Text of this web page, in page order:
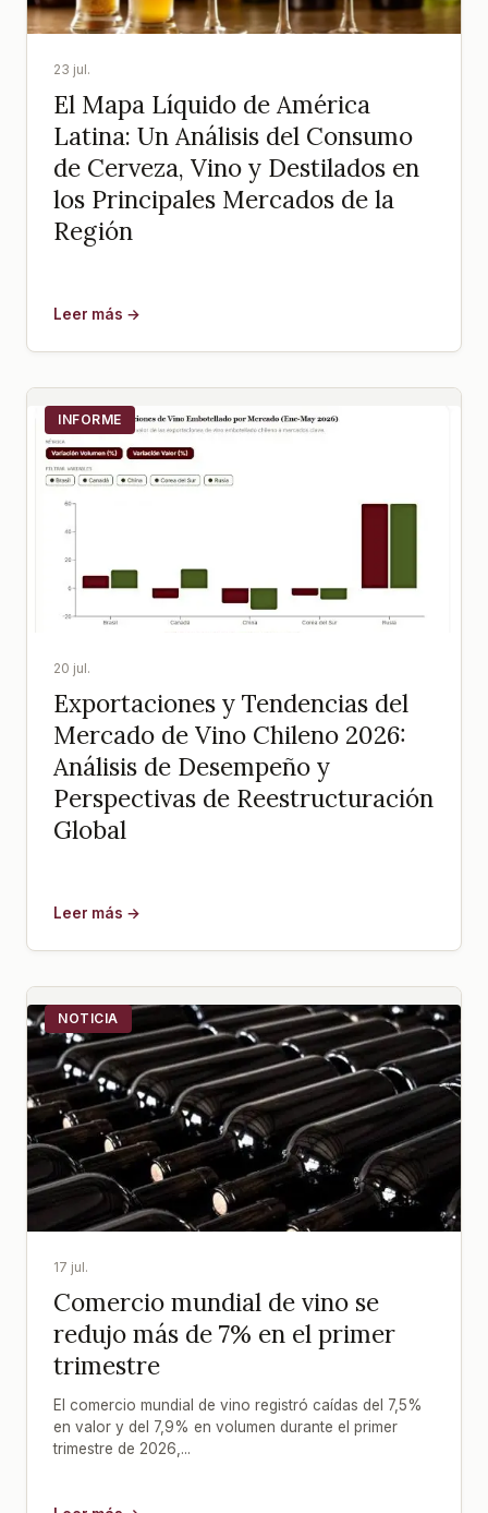
23 jul.
El Mapa Líquido de América
Latina: Un Análisis del Consumo
de Cerveza, Vino y Destilados en
los Principales Mercados de la
Región
Leer más →
INFORME
20 jul.
Exportaciones y Tendencias del
Mercado de Vino Chileno 2026:
Análisis de Desempeño y
Perspectivas de Reestructuración
Global
Leer más →
NOTICIA
17 jul.
Comercio mundial de vino se
redujo más de 7% en el primer
trimestre
El comercio mundial de vino registró caídas del 7,5%
en valor y del 7,9% en volumen durante el primer
trimestre de 2026,...